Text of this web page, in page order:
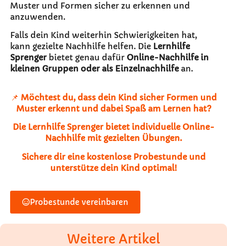
Muster und Formen sicher zu erkennen und
anzuwenden.
Falls dein Kind weiterhin Schwierigkeiten hat,
kann gezielte Nachhilfe helfen. Die Lernhilfe
Sprengerbietet genau dafür Online-Nachhilfe in
kleinen Gruppen oder als Einzelnachhilfe an.
📌 Möchtest du, dass dein Kind sicher Formen und
Muster erkennt und dabei Spaß am Lernen hat?
Die Lernhilfe Sprenger bietet individuelle Online-
Nachhilfe mit gezielten Übungen.
Sichere dir eine kostenlose Probestunde und
unterstütze dein Kind optimal!
Probestunde vereinbaren
Weitere Artikel